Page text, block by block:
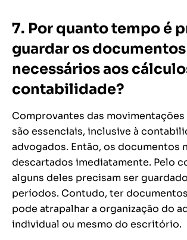
7. Por quanto tempo é
guardar os documentos
necessários aos
contabilidade?
Comprovantes das
são essenciais, inclusive à
advogados. Então, os documentos
descartados imediatamente. Pelo
alguns deles precisam ser
períodos. Contudo, ter
pode atrapalhar a organização do
individual ou mesmo do escritório.